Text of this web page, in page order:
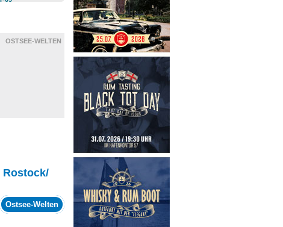
OSTSEE-WELTEN
Rostock/
Ostsee-Welten